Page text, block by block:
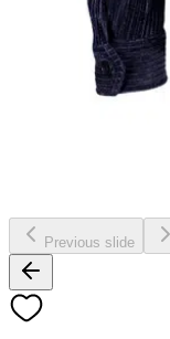
Previous slide